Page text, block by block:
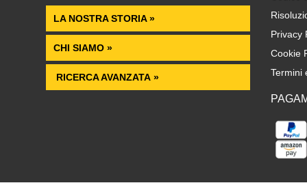
LA NOSTRA STORIA »
CHI SIAMO »
RICERCA AVANZATA »
Privacy
Cookie
Termini